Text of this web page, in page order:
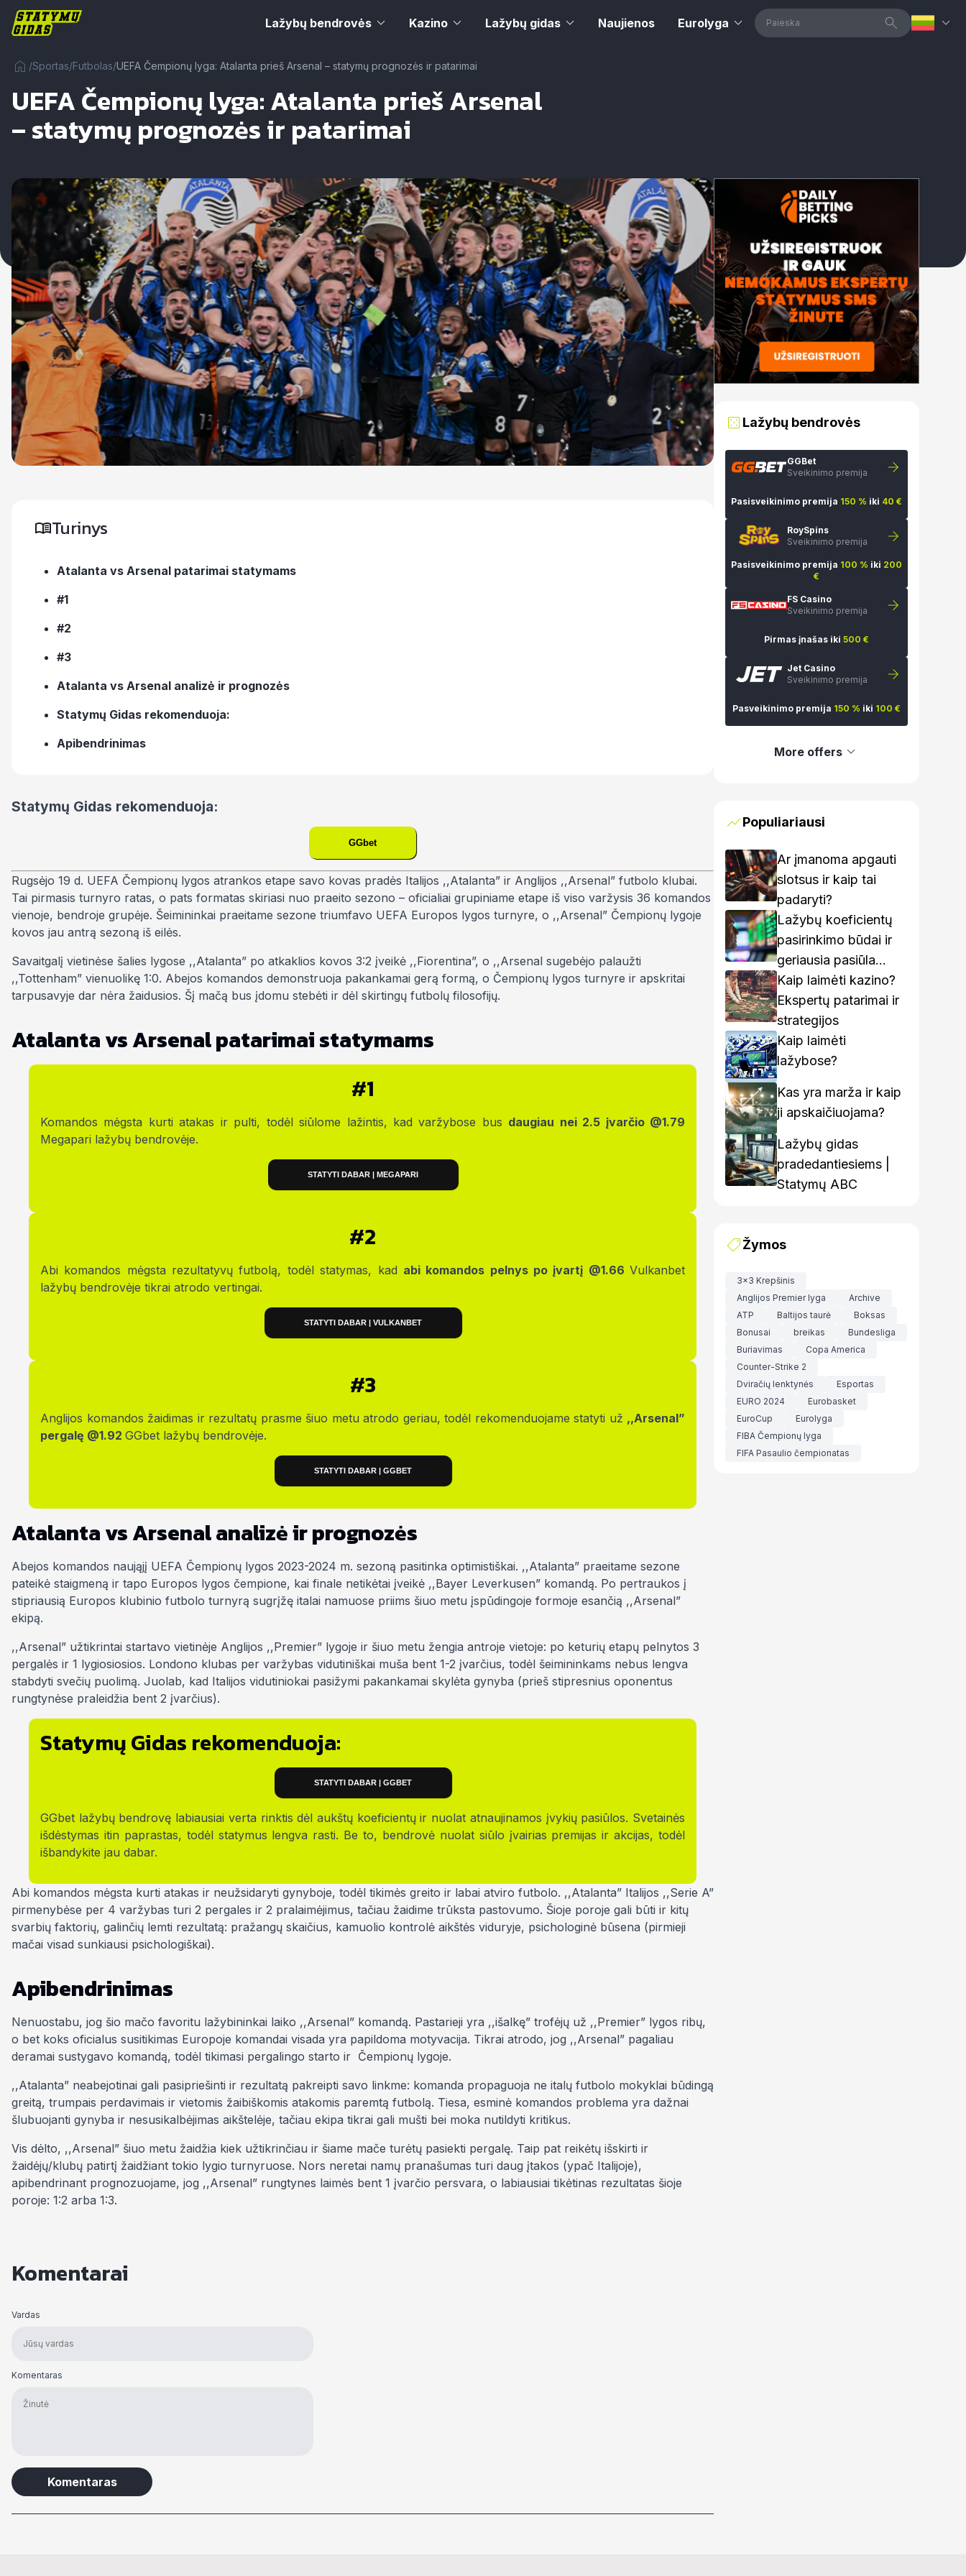
Lažybų bendrovės Kazino Lažybų gidas Naujienos Eurolyga
/Sportas/Futbolas/UEFA Čempionų lyga: Atalanta prieš Arsenal – statymų prognozės ir patarimai
UEFA Čempionų lyga: Atalanta prieš Arsenal
– statymų prognozės ir patarimai
Turinys
Atalanta vs Arsenal patarimai statymams
#1
#2
#3
Atalanta vs Arsenal analizė ir prognozės
Statymų Gidas rekomenduoja:
Apibendrinimas
Statymų Gidas rekomenduoja:
GGbet
Rugsėjo 19 d. UEFA Čempionų lygos atrankos etape savo kovas pradės Italijos ,,Atalanta” ir Anglijos ,,Arsenal” futbolo klubai.
Tai pirmasis turnyro ratas, o pats formatas skiriasi nuo praeito sezono – oficialiai grupiniame etape iš viso varžysis 36 komandos
vienoje, bendroje grupėje. Šeimininkai praeitame sezone triumfavo UEFA Europos lygos turnyre, o ,,Arsenal” Čempionų lygoje
kovos jau antrą sezoną iš eilės.
Savaitgalį vietinėse šalies lygose ,,Atalanta” po atkaklios kovos 3:2 įveikė ,,Fiorentina”, o ,,Arsenal sugebėjo palaužti
,,Tottenham” vienuolikę 1:0. Abejos komandos demonstruoja pakankamai gerą formą, o Čempionų lygos turnyre ir apskritai
tarpusavyje dar nėra žaidusios. Šį mačą bus įdomu stebėti ir dėl skirtingų futbolų filosofijų.
Atalanta vs Arsenal patarimai statymams
#1
Komandos mėgsta kurti atakas ir pulti, todėl siūlome lažintis, kad varžybose bus daugiau nei 2.5 įvarčio @1.79
Megapari lažybų bendrovėje.
STATYTI DABAR | MEGAPARI
#2
Abi komandos mėgsta rezultatyvų futbolą, todėl statymas, kad abi komandos pelnys po įvartį @1.66Vulkanbet
lažybų bendrovėje tikrai atrodo vertingai.
STATYTI DABAR | VULKANBET
#3
Anglijos komandos žaidimas ir rezultatų prasme šiuo metu atrodo geriau, todėl rekomenduojame statyti už ,,Arsenal”
pergalę @1.92 GGbet lažybų bendrovėje.
STATYTI DABAR | GGBET
Atalanta vs Arsenal analizė ir prognozės
Abejos komandos naująjį UEFA Čempionų lygos 2023-2024 m. sezoną pasitinka optimistiškai. ,,Atalanta” praeitame sezone
pateikė staigmeną ir tapo Europos lygos čempione, kai finale netikėtai įveikė ,,Bayer Leverkusen” komandą. Po pertraukos į
stipriausią Europos klubinio futbolo turnyrą sugrįžę italai namuose priims šiuo metu įspūdingoje formoje esančią ,,Arsenal”
ekipą.
,,Arsenal” užtikrintai startavo vietinėje Anglijos ,,Premier” lygoje ir šiuo metu žengia antroje vietoje: po keturių etapų pelnytos 3
pergalės ir 1 lygiosiosios. Londono klubas per varžybas vidutiniškai muša bent 1-2 įvarčius, todėl šeimininkams nebus lengva
stabdyti svečių puolimą. Juolab, kad Italijos vidutiniokai pasižymi pakankamai skylėta gynyba (prieš stipresnius oponentus
rungtynėse praleidžia bent 2 įvarčius).
Statymų Gidas rekomenduoja:
STATYTI DABAR | GGBET
GGbet lažybų bendrovę labiausiai verta rinktis dėl aukštų koeficientų ir nuolat atnaujinamos įvykių pasiūlos. Svetainės
išdėstymas itin paprastas, todėl statymus lengva rasti. Be to, bendrovė nuolat siūlo įvairias premijas ir akcijas, todėl
išbandykite jau dabar.
Abi komandos mėgsta kurti atakas ir neužsidaryti gynyboje, todėl tikimės greito ir labai atviro futbolo. ,,Atalanta” Italijos ,,Serie A”
pirmenybėse per 4 varžybas turi 2 pergales ir 2 pralaimėjimus, tačiau žaidime trūksta pastovumo. Šioje poroje gali būti ir kitų
svarbių faktorių, galinčių lemti rezultatą: pražangų skaičius, kamuolio kontrolė aikštės viduryje, psichologinė būsena (pirmieji
mačai visad sunkiausi psichologiškai).
Apibendrinimas
Nenuostabu, jog šio mačo favoritu lažybininkai laiko ,,Arsenal” komandą. Pastarieji yra ,,išalkę” trofėjų už ,,Premier” lygos ribų,
o bet koks oficialus susitikimas Europoje komandai visada yra papildoma motyvacija. Tikrai atrodo, jog ,,Arsenal” pagaliau
deramai sustygavo komandą, todėl tikimasi pergalingo starto ir Čempionų lygoje.
,,Atalanta” neabejotinai gali pasipriešinti ir rezultatą pakreipti savo linkme: komanda propaguoja ne italų futbolo mokyklai būdingą
greitą, trumpais perdavimais ir vietomis žaibiškomis atakomis paremtą futbolą. Tiesa, esminė komandos problema yra dažnai
šlubuojanti gynyba ir nesusikalbėjimas aikštelėje, tačiau ekipa tikrai gali mušti bei moka nutildyti kritikus.
Vis dėlto, ,,Arsenal” šiuo metu žaidžia kiek užtikrinčiau ir šiame mače turėtų pasiekti pergalę. Taip pat reikėtų išskirti ir
žaidėjų/klubų patirtį žaidžiant tokio lygio turnyruose. Nors neretai namų pranašumas turi daug įtakos (ypač Italijoje),
apibendrinant prognozuojame, jog ,,Arsenal” rungtynes laimės bent 1 įvarčio persvara, o labiausiai tikėtinas rezultatas šioje
poroje: 1:2 arba 1:3.
Komentarai
Vardas
Komentaras
Lažybų bendrovės
GGBet
Sveikinimo premija
Pasisveikinimo premija 150 % iki 40 €
RoySpins
Sveikinimo premija
Pasisveikinimo premija 100 % iki 200
€
FS Casino
Sveikinimo premija
Pirmas įnašas iki 500 €
Jet Casino
Sveikinimo premija
Pasveikinimo premija 150 % iki 100 €
More offers
Populiariausi
Ar įmanoma apgauti
slotsus ir kaip tai
padaryti?
Lažybų koeficientų
pasirinkimo būdai ir
geriausia pasiūla
rinkoje – kaip rasti
geriausius variantus
Kaip laimėti kazino?
Ekspertų patarimai ir
strategijos
Kaip laimėti
lažybose?
Kas yra marža ir kaip
ji apskaičiuojama?
Lažybų gidas
pradedantiesiems |
Statymų ABC
Žymos
3x3 Krepšinis
Anglijos Premier lyga
Archive
ATP
Baltijos taurė
Boksas
Bonusai
breikas
Bundesliga
Buriavimas
Copa America
Counter-Strike 2
Dviračių lenktynės
Esportas
EURO 2024
Eurobasket
EuroCup
Eurolyga
FIBA Čempionų lyga
FIFA Pasaulio čempionatas